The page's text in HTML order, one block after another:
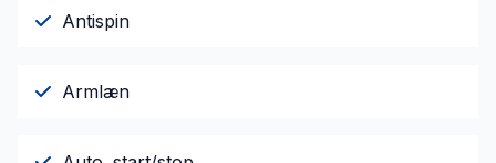
Antispin
Armlæn